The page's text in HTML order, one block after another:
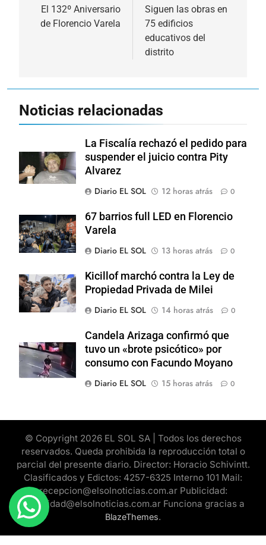
deEl 132º Aniversario
de Florencio Varela
Siguen las obras en
75 edificios
educativos del
distrito
Noticias relacionadas
La Fiscalía rechazó el pedido para
suspender el juicio contra Pity
Alvarez
Diario EL SOL
12 horas atrás 0
67 barrios full LED en Florencio
Varela
Diario EL SOL
13 horas atrás 0
Kicillof marchó contra la Ley de
Propiedad Privada de Milei
Diario EL SOL
14 horas atrás 0
Candela Arizaga confirmó que
tuvo un «brote psicótico» por
consumo con Facundo Moyano
Diario EL SOL
15 horas atrás 0
© Copyright 2026 EL SOL SA | Todos los derechos
reservados. Queda prohibida la reproducción total o
parcial del presente diario. Director: Horacio Schivintt.
Clasificados y Edictos: 4257-6325 Interno 101 Mail:
recepcion@elsolnoticias.com.ar Publicidad:
publicidad@elsolnoticias.com.ar Funciona gracias a
BlazeThemes.